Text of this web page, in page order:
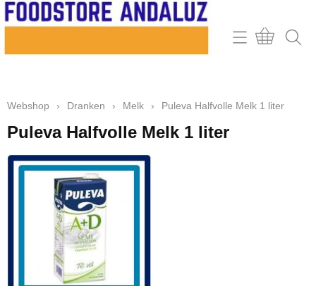
Home
Contact
Mijn account
Retour & klachten
Informatie
Webshop › Dranken › Melk › Puleva Halfvolle Melk 1 liter
Puleva Halfvolle Melk 1 liter